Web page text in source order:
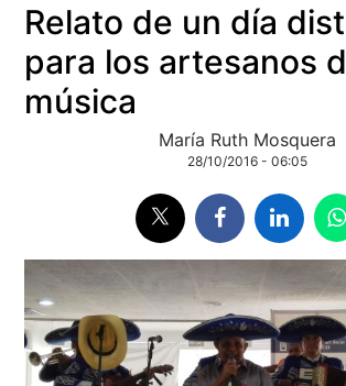
Relato de un día
para los artesanos
música
María Ruth Mosquera
28/10/2016 - 06:05